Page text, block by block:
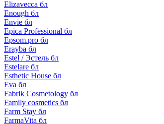
Elizavecca бл
Enough бл
Envie бл
Epica Professional бл
Epsom.pro бл
Erayba бл
Estel / Эстель бл
Estelare бл
Esthetic House бл
Eva бл
Fabrik Cosmetology бл
Family cosmetics бл
Farm Stay бл
FarmaVita бл